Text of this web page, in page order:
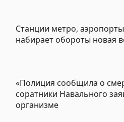
Станции метро,
набирает обороты новая
«Полиция сообщила о
соратники Навального
организме